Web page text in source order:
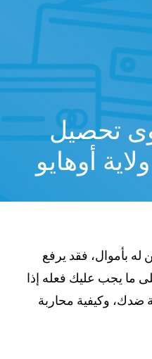
تحصيل
أوهايو
بأموال، فقد يرفع
يجب عليك فعله إذا
وكيفية محاربة